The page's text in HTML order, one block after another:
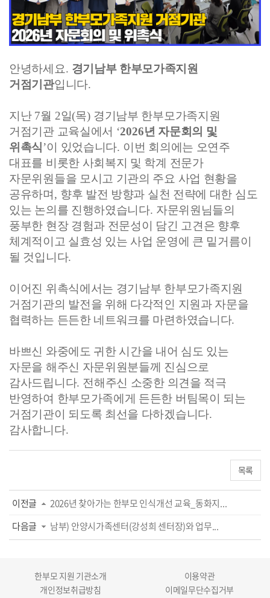
안녕하세요. 경기남부 한부모가족지원
거점기관입니다.
지난 7월 2일(목) 경기남부 한부모가족지원
거점기관 교육실에서 ‘2026년 자문회의 및
위촉식’이 있었습니다. 이번 회의에는 오연주
대표를 비롯한 사회복지 및 학계 전문가
자문위원들을 모시고 기관의 주요 사업 현황을
공유하며 , 향후 발전 방향과 실천 전략에 대한 심도
있는 논의를 진행하였습니다. 자문위원님들의
풍부한 현장 경험과 전문성이 담긴 고견은 향후
체계적이고 실효성 있는 사업 운영에 큰 밑거름이
될 것입니다.
이어진 위촉식에서는 경기남부 한부모가족지원
거점기관의 발전을 위해 다각적인 지원과 자문을
협력하는 든든한 네트워크를 마련하였습니다.
바쁘신 와중에도 귀한 시간을 내어 심도 있는
자문을 해주신 자문위원분들께 진심으로
감사드립니다. 전해주신 소중한 의견을 적극
반영하여 한부모가족에게 든든한 버팀목이 되는
거점기관이 되도록 최선을 다하겠습니다.
감사합니다.
목록
이전글
2026년 찾아가는 한부모 인식개선 교육_동화지...
다음글
남부) 안양시가족센터(강성희 센터장)와 업무...
한부모 지원 기관소개
이용약관
개인정보취급방침
이메일무단수집거부